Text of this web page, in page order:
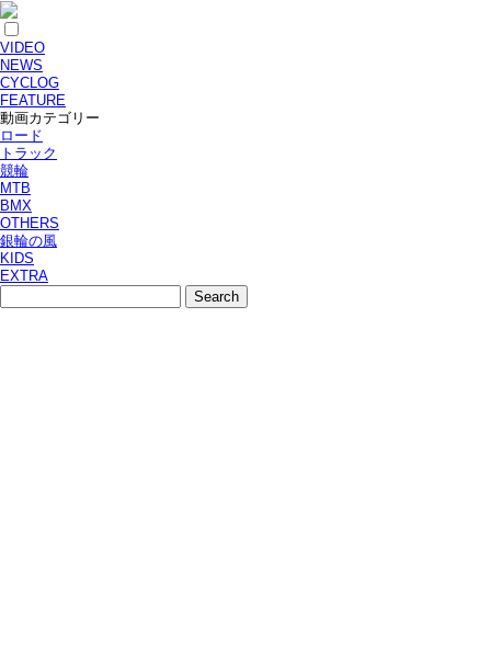
VIDEO
NEWS
CYCLOG
FEATURE
動画カテゴリー
ロード
トラック
競輪
MTB
BMX
OTHERS
銀輪の風
KIDS
EXTRA